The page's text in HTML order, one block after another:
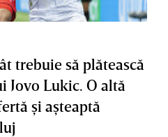
trebuie să plătească
Jovo Lukic. O altă
şi aşteaptă